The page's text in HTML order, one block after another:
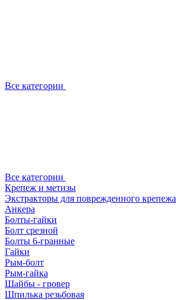
Все категории
Все категории
Крепеж и метизы
Экстракторы для поврежденного крепежа
Анкера
Болты-гайки
Болт срезной
Болты 6-гранные
Гайки
Рым-болт
Рым-гайка
Шайбы - гровер
Шпилька резьбовая